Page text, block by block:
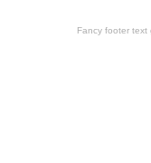
Fancy footer